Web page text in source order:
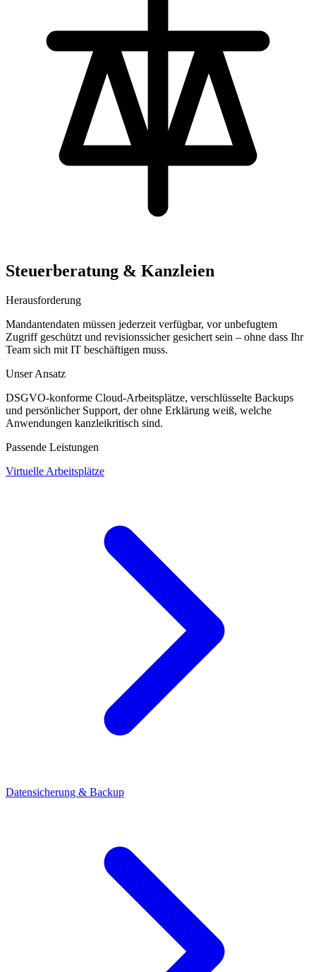
Steuerberatung & Kanzleien
Herausforderung
Mandantendaten müssen jederzeit verfügbar, vor unbefugtem
Zugriff geschützt und revisionssicher gesichert sein – ohne dass Ihr
Team sich mit IT beschäftigen muss.
Unser Ansatz
DSGVO-konforme Cloud-Arbeitsplätze, verschlüsselte Backups
und persönlicher Support, der ohne Erklärung weiß, welche
Anwendungen kanzleikritisch sind.
Passende Leistungen
Virtuelle Arbeitsplätze
Datensicherung & Backup